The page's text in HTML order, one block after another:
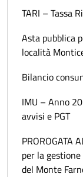
TARI – Tassa
Asta pubblica
località
Bilancio
IMU – Anno
avvisi e PGT
PROROGATA
per la gestione
del Monte